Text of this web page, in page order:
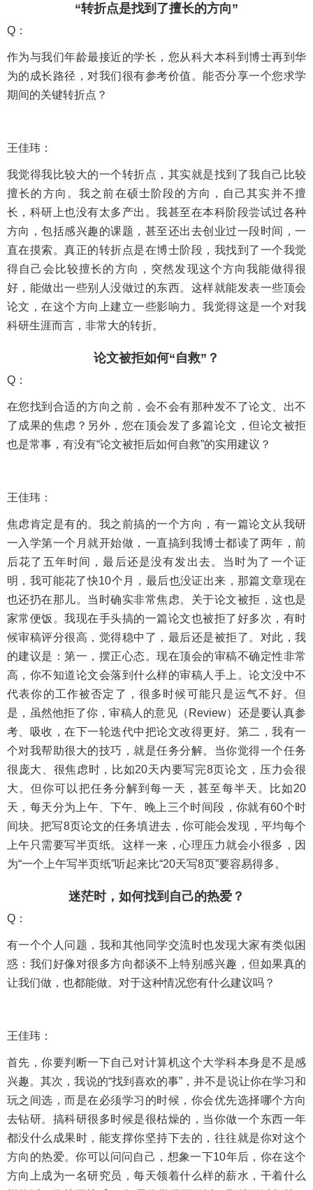
“转折点是找到了擅长的方向”
Q：
作为与我们年龄最接近的学长，您从科大本科到博士再到华
为的成长路径，对我们很有参考价值。能否分享一个您求学
期间的关键转折点？
王佳玮：
我觉得我比较大的一个转折点，其实就是找到了我自己比较
擅长的方向。我之前在硕士阶段的方向，自己其实并不擅
长，科研上也没有太多产出。我甚至在本科阶段尝试过各种
方向，包括感兴趣的课题，甚至还出去创业过一段时间，一
直在摸索。真正的转折点是在博士阶段，我找到了一个我觉
得自己会比较擅长的方向，突然发现这个方向我能做得很
好，能做出一些别人没做过的东西。这样就能发表一些顶会
论文，在这个方向上建立一些影响力。我觉得这是一个对我
科研生涯而言，非常大的转折。
论文被拒如何“自救”？
Q：
在您找到合适的方向之前，会不会有那种发不了论文、出不
了成果的焦虑？另外，您在顶会发了多篇论文，但论文被拒
也是常事，有没有“论文被拒后如何自救”的实用建议？
王佳玮：
焦虑肯定是有的。我之前搞的一个方向，有一篇论文从我研
一入学第一个月就开始做，一直搞到我博士都读了两年，前
后花了五年时间，最后还是没有发出去。当时为了一个证
明，我可能花了快10个月，最后也没证出来，那篇文章现在
也还扔在那儿。当时确实非常焦虑。关于论文被拒，这也是
家常便饭。我现在手头搞的一篇论文也被拒了好多次，有时
候审稿评分很高，觉得稳中了，最后还是被拒了。对此，我
的建议是：第一，摆正心态。现在顶会的审稿不确定性非常
高，你不知道论文会落到什么样的审稿人手上。论文没中不
代表你的工作被否定了，很多时候可能只是运气不好。但
是，虽然他拒了你，审稿人的意见（Review）还是要认真参
考、吸收，在下一轮迭代中把论文改得更好。第二，我有一
个对我帮助很大的技巧，就是任务分解。当你觉得一个任务
很庞大、很焦虑时，比如20天内要写完8页论文，压力会很
大。但你可以把任务分解到每一天，甚至每半天。比如20
天，每天分为上午、下午、晚上三个时间段，你就有60个时
间块。把写8页论文的任务填进去，你可能会发现，平均每个
上午只需要写半页纸。这样一来，心理压力就会小很多，因
为“一个上午写半页纸”听起来比“20天写8页”要容易得多。
迷茫时，如何找到自己的热爱？
Q：
有一个个人问题，我和其他同学交流时也发现大家有类似困
惑：我们好像对很多方向都谈不上特别感兴趣，但如果真的
让我们做，也都能做。对于这种情况您有什么建议吗？
王佳玮：
首先，你要判断一下自己对计算机这个大学科本身是不是感
兴趣。其次，我说的“找到喜欢的事”，并不是说让你在学习和
玩之间选，而是在必须学习的时候，你会优先选择哪个方向
去钻研。搞科研很多时候是很枯燥的，当你做一个东西一年
都没什么成果时，能支撑你坚持下去的，往往就是你对这个
方向的热爱。你可以问问自己，想象一下10年后，你在这个
方向上成为一名研究员，每天领着什么样的薪水，干着什么